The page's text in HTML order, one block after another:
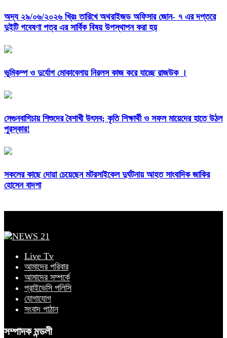
অদ্য ২৯/০৬/২০২৬ খ্রিঃ তারিখে অথরাইজড অফিসার জোন- ৭ এর দপ্তরে
দুইটি গবেষণা পত্র এর সার্বিক বিষয় উপস্থাপন করা হয়
ভূমিকম্প ও দুর্যোগ মোকাবেলায় নিরলস কাজ করে যাচ্ছে রাজউক ।
সেগুনবাগিচায় শিশুদের বৈশাখী উৎসব; কৃতি শিক্ষার্থী ও সফল মায়েদের হাতে উঠল
পুরস্কার!
সকলের কাছে দোয়া চেয়েছেন মটরসাইকেল দুর্ঘটনায় আহত সাংবাদিক জাকির
হোসেন বাদশা
Live Tv
আমাদের পরিবার
আমাদের সম্পর্কে
প্রাইভেসি পলিসি
যোগাযোগ
সংবাদ পাঠান
সম্পাদক মন্ডলী